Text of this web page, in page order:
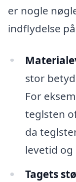
er nogle
indflydelse
stor
For
teglsten
da
levetid
Tagets